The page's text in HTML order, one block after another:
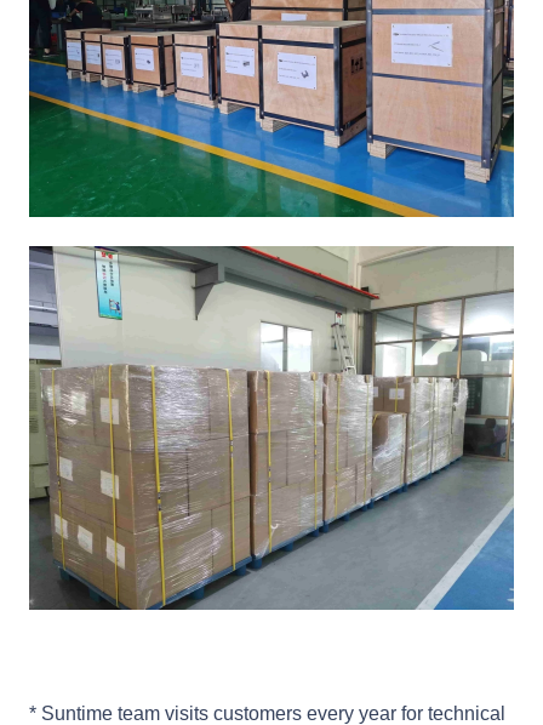
* Suntime team visits customers every year for technical